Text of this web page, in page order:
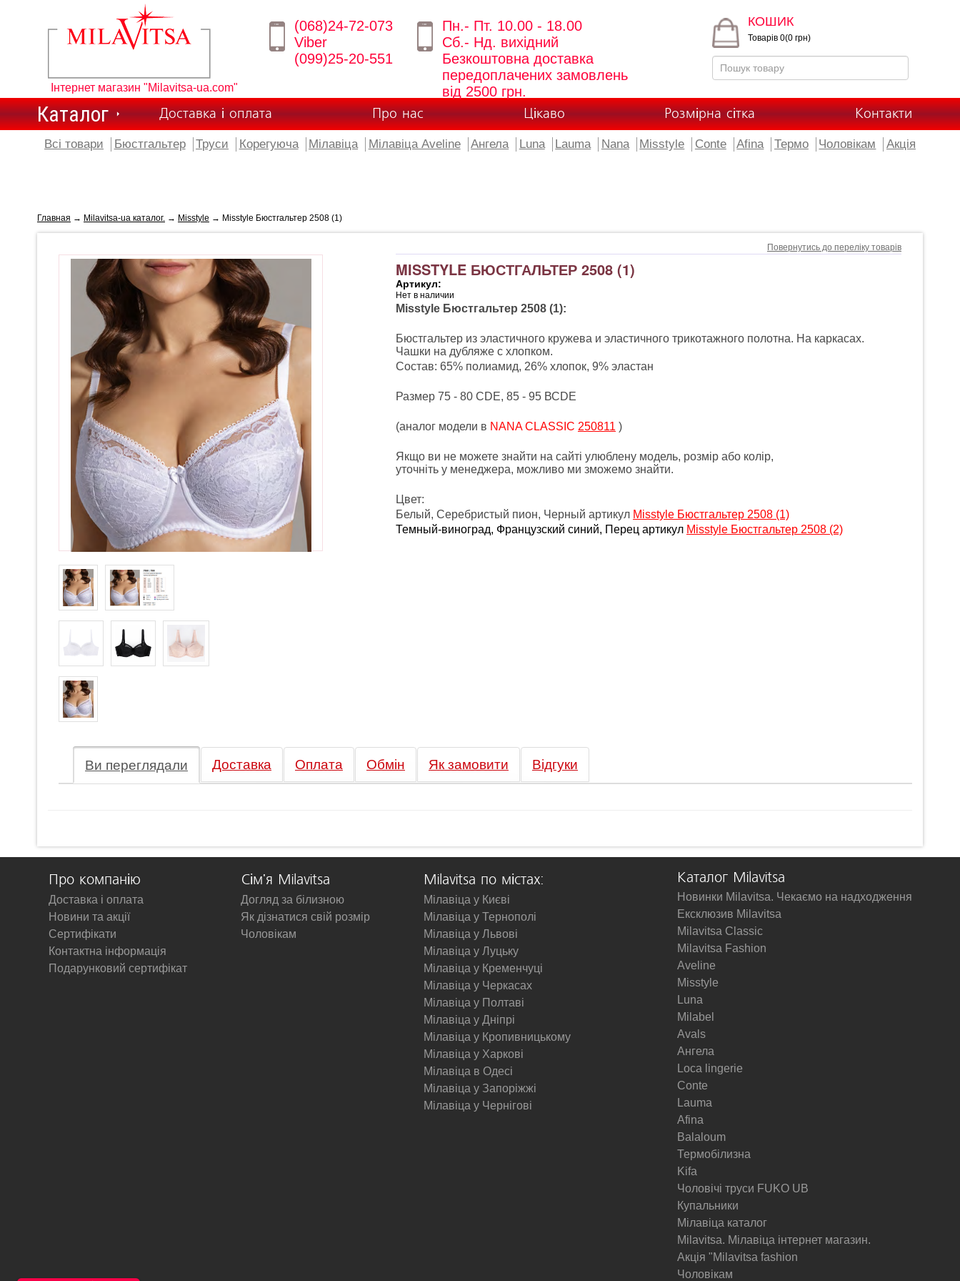
Інтернет магазин "Milavitsa-ua.com"
(068)24-72-073
Viber
(099)25-20-551
Пн.- Пт. 10.00 - 18.00
Сб.- Нд. вихідний
Безкоштовна доставка
передоплачених замовлень
від 2500 грн.
КОШИК
Товарів 0(0 грн)
Каталог Доставка і оплата Про нас Цікаво Розмірна сітка Контакти
Всі товари Бюстгальтер Труси Корегуюча Мілавіца Мілавіца Aveline Ангела Luna Lauma Nana Misstyle Conte Afina Термо Чоловікам Акція
Главная → Milavitsa-ua каталог. → Misstyle → Misstyle Бюстгальтер 2508 (1)
Повернутись до переліку товарів
MISSTYLE БЮСТГАЛЬТЕР 2508 (1)
Артикул:
Нет в наличии
Misstyle Бюстгальтер 2508 (1):
Бюстгальтер из эластичного кружева и эластичного трикотажного полотна. На каркасах.
Чашки на дубляже с хлопком.
Состав: 65% полиамид, 26% хлопок, 9% эластан
Размер 75 - 80 CDE, 85 - 95 ВСDE
(аналог модели в NANA CLASSIC 250811 )
Якщо ви не можете знайти на сайті улюблену модель, розмір або колір,
уточніть у менеджера, можливо ми зможемо знайти.
Цвет:
Белый, Серебристый пион, Черный артикул Misstyle Бюстгальтер 2508 (1)
Темный-виноград, Французский синий, Перец артикул Misstyle Бюстгальтер 2508 (2)
Ви переглядали Доставка Оплата Обмін Як замовити Відгуки
Про компанію
Доставка і оплата
Новини та акції
Сертифікати
Контактна інформація
Подарунковий сертифікат
Сім'я Milavitsa
Догляд за білизною
Як дізнатися свій розмір
Чоловікам
Milavitsa по містах:
Мілавіца у Києві
Мілавіца у Тернополі
Мілавіца у Львові
Мілавіца у Луцьку
Мілавіца у Кременчуці
Мілавіца у Черкасах
Мілавіца у Полтаві
Мілавіца у Дніпрі
Мілавіца у Кропивницькому
Мілавіца у Харкові
Мілавіца в Одесі
Мілавіца у Запоріжжі
Мілавіца у Чернігові
Каталог Milavitsa
Новинки Milavitsa. Чекаємо на надходження
Ексклюзив Milavitsa
Milavitsa Classic
Milavitsa Fashion
Aveline
Misstyle
Luna
Milabel
Avals
Ангела
Loca lingerie
Conte
Lauma
Afina
Balaloum
Термобілизна
Kifa
Чоловічі труси FUKO UB
Купальники
Мілавіца каталог
Milavitsa. Мілавіца інтернет магазин.
Акція "Milavitsa fashion
Чоловікам